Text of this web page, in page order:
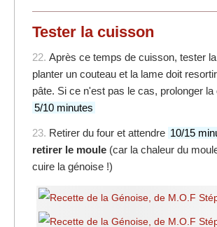
Tester la cuisson
22. Après ce temps de cuisson, tester
planter un couteau et la lame doit
pâte. Si ce n'est pas le cas, prolonger
5/10 minutes
23. Retirer du four et attendre 10/15
retirer le moule (car la chaleur du
cuire la génoise !)